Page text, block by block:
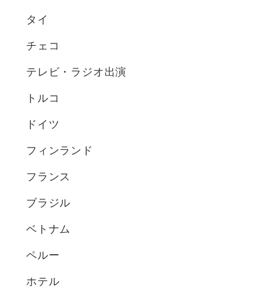
タイ
チェコ
テレビ・ラジオ出演
トルコ
ドイツ
フィンランド
フランス
ブラジル
ベトナム
ペルー
ホテル